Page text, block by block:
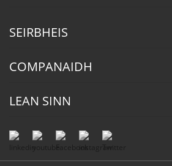
SEIRBHEIS
COMPANAIDH
LEAN SINN